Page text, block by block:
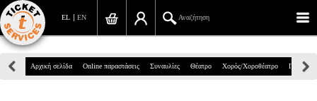
EN
EL Αναζήτηση
Πανεπιστημίου 39, Αθήνα
Αρχική σελίδα Online παραστάσεις Συναυλίες Θέατρο Χορός/Χοροθέατρο Παιδικά